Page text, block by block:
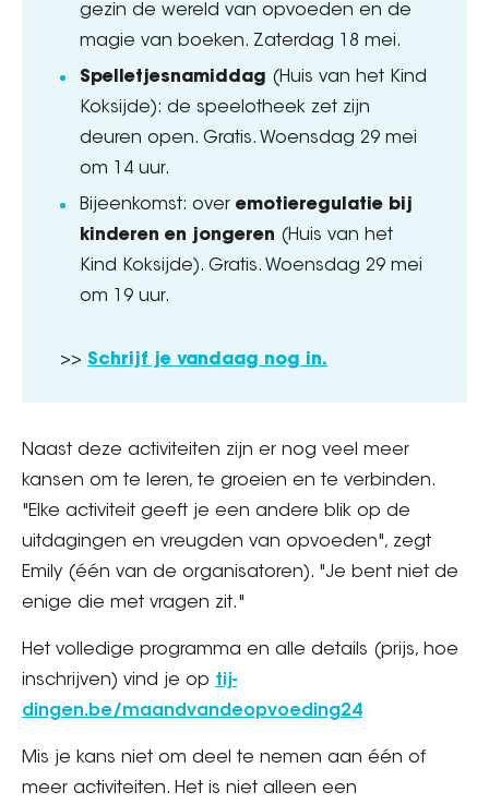
gezin de wereld van opvoeden en de
magie van boeken. Zaterdag 18 mei.
Spelletjesnamiddag (Huis van het Kind
Koksijde): de speelotheek zet zijn
deuren open. Gratis. Woensdag 29 mei
om 14 uur.
Bijeenkomst: over emotieregulatie bij
kinderen en jongeren (Huis van het
Kind Koksijde). Gratis. Woensdag 29 mei
om 19 uur.
>> Schrijf je vandaag nog in.
Naast deze activiteiten zijn er nog veel meer
kansen om te leren, te groeien en te verbinden.
"Elke activiteit geeft je een andere blik op de
uitdagingen en vreugden van opvoeden", zegt
Emily (één van de organisatoren). "Je bent niet de
enige die met vragen zit."
Het volledige programma en alle details (prijs, hoe
inschrijven) vind je op tij-
dingen.be/maandvandeopvoeding24
Mis je kans niet om deel te nemen aan één of
meer activiteiten. Het is niet alleen een